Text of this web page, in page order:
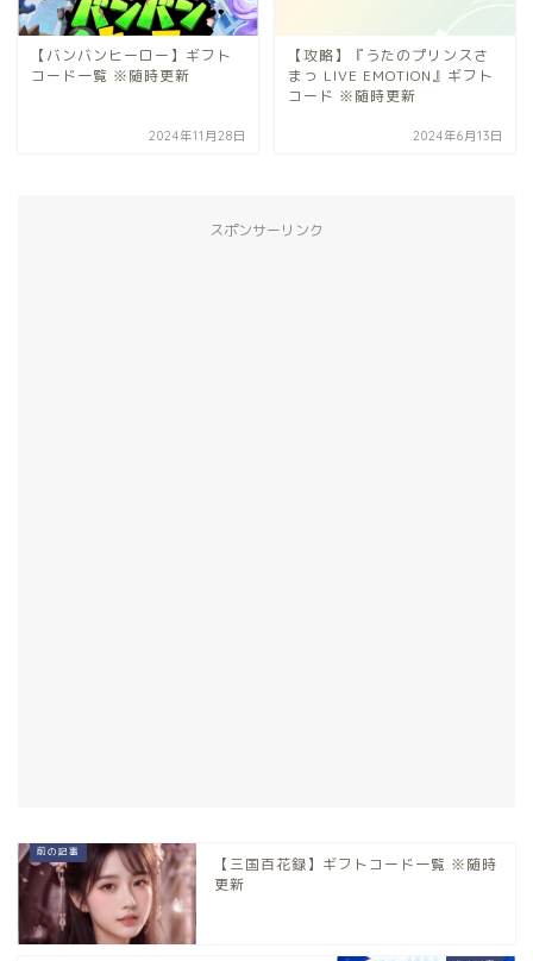
【バンバンヒーロー】ギフト
コード一覧 ※随時更新
2024年11月28日
【攻略】『うたのプリンスさ
まっ LIVE EMOTION』ギフト
コード ※随時更新
2024年6月13日
スポンサーリンク
【三国百花録】ギフトコード一覧 ※随時
更新